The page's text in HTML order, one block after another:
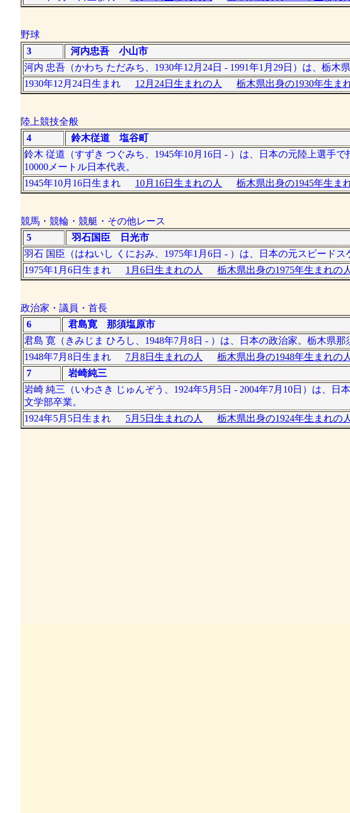
野球
3
河内忠吾 小山市
河内 忠吾（かわち ただみち、1930年12月24日 - 1991年1月29日）は、栃
1930年12月24日生まれ 12月24日生まれの人 栃木県出身の1930年生ま
陸上競技全般
4
鈴木従道 塩谷町
鈴木 従道（すずき つぐみち、1945年10月16日 - ）は、日本の元陸上選手
10000メートル日本代表。
1945年10月16日生まれ 10月16日生まれの人 栃木県出身の1945年生ま
競馬・競輪・競艇・その他レース
5
羽石国臣 日光市
羽石 国臣（はねいし くにおみ、1975年1月6日 - ）は、日本の元スピードス
1975年1月6日生まれ 1月6日生まれの人 栃木県出身の1975年生まれの人
政治家・議員・首長
6
君島寛 那須塩原市
君島 寛（きみじま ひろし、1948年7月8日 - ）は、日本の政治家。栃木県那
1948年7月8日生まれ 7月8日生まれの人
栃木県出身の1948年生まれの人
7
岩崎純三
岩崎 純三（いわさき じゅんぞう、1924年5月5日 - 2004年7月10日）は、
文学部卒業。
1924年5月5日生まれ 5月5日生まれの人 栃木県出身の1924年生まれの人